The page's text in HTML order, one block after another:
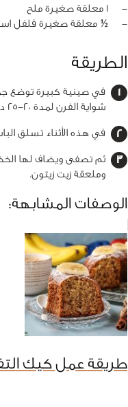
‏-
1 معلقة صغيرة ملح
‏-
½ معلقة صغيرة فلفل
الطريقة
في صينية كبيرة توضع
شواية الفرن لمدة 20-25 دقيقة.
في هذه الأثناء تسلق الباستا
ثم تصفى ويضاف لها
وملعقة زيت زيتون.
الوصفات المشابهة:
طريقة عمل كيك